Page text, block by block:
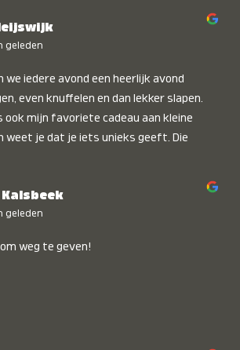
geleden
we iedere avond een heerlijk avond
even knuffelen en dan lekker slapen.
ook mijn favoriete cadeau aan kleine
weet je dat je iets unieks geeft. Die
geleden
weg te geven!